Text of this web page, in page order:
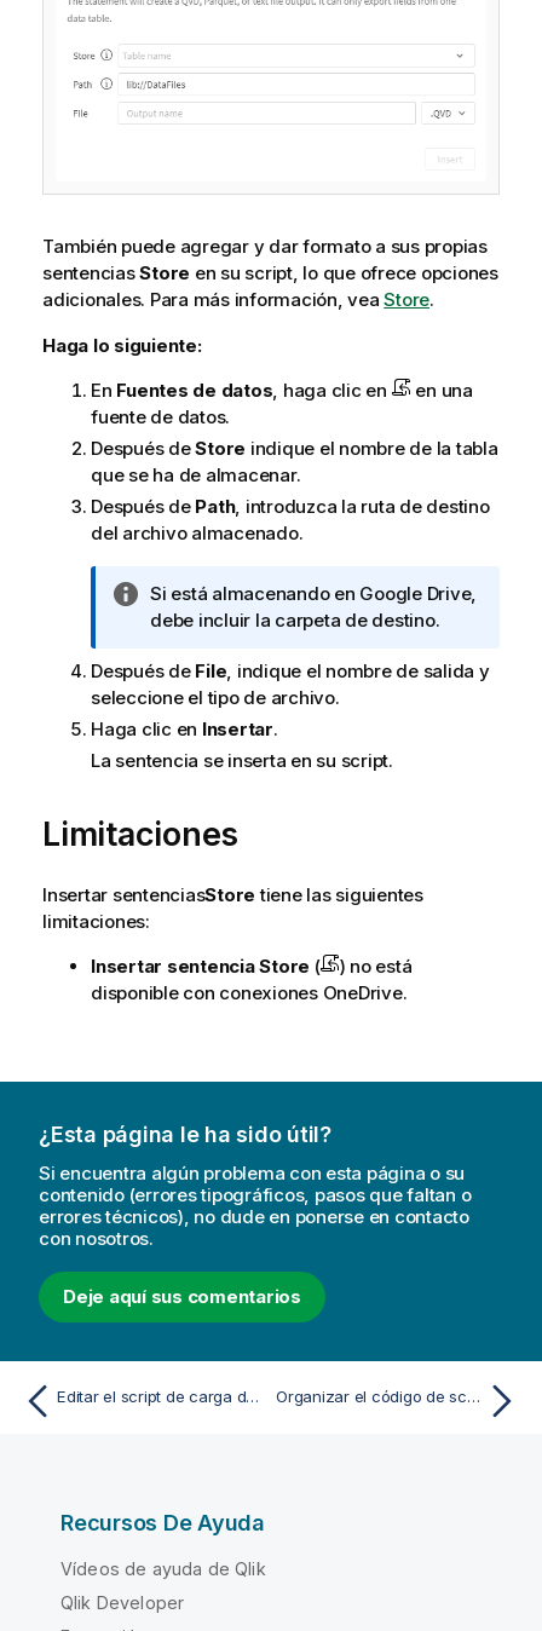
También puede agregar y dar formato a sus propias
sentenciasStore en su script, lo que ofrece opciones
adicionales. Para más información, veaStore.
Haga lo siguiente:
En Fuentes de datos , haga clic en
en una
fuente de datos.
Después deStore indique el nombre de la tabla
que se ha de almacenar.
Después de Path, introduzca la ruta de destino
del archivo almacenado.
N
o
a
i
n
f
m
a
Si está almacenando en Google Drive,
debe incluir la carpeta de destino.
Después de File , indique el nombre de salida y
seleccione el tipo de archivo.
Haga clic en Insertar.
La sentencia se inserta en su script.
Limitaciones
Insertar sentenciasStore tiene las siguientes
limitaciones:
Insertar sentenciaStore (
) no está
disponible con conexiones OneDrive.
¿Esta página le ha sido útil?
Si encuentra algún problema con esta página o su
contenido (errores tipográficos, pasos que faltan o
errores técnicos), no dude en ponerse en contacto
con nosotros.
Deje aquí sus comentarios
Editar el script de carga de datos Organizar el código de script
Recursos De Ayuda
Vídeos de ayuda de Qlik
Qlik Developer